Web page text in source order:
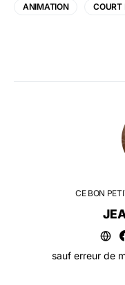
ANIMATION COURT
CE BON
sauf erreur de